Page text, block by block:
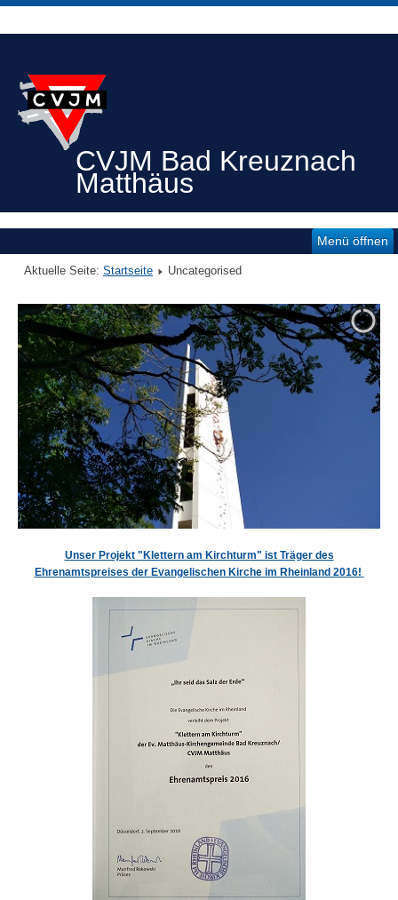
CVJM Bad Kreuznach
Matthäus
Menü öffnen
Aktuelle Seite: Startseite Uncategorised
Unser Projekt "Klettern am Kirchturm" ist Träger des
Ehrenamtspreises der Evangelischen Kirche im Rheinland 2016!